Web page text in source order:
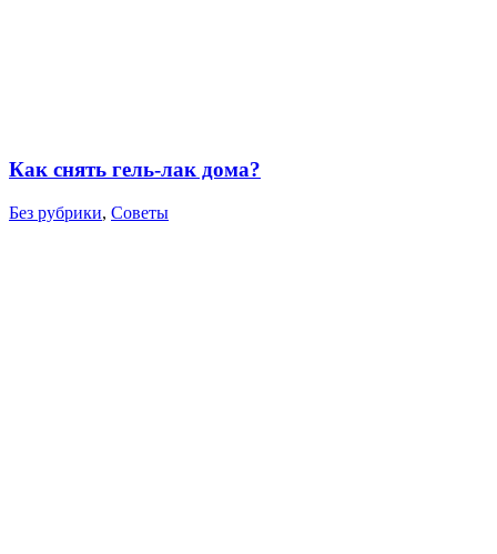
Как снять гель-лак дома?
Без рубрики, Советы